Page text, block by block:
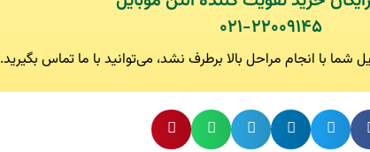
۰۲۱-۲۲۰۰۹۱۴۵
با انجام مراحل بالا برطرف نشد، می‌توانید با ما تماس بگیرید.